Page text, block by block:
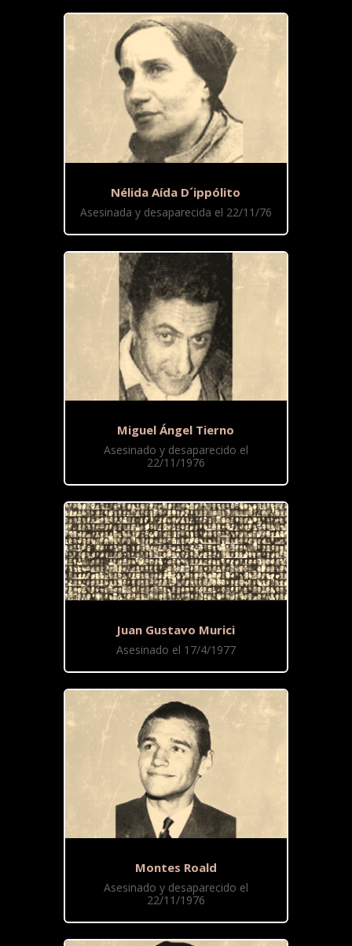
Nélida Aída D´ippólito
Asesinada y desaparecida el 22/11/76
Miguel Ángel Tierno
Asesinado y desaparecido el
22/11/1976
Juan Gustavo Murici
Asesinado el 17/4/1977
Montes Roald
Asesinado y desaparecido el
22/11/1976